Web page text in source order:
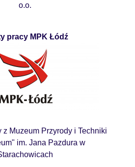
o.o.
pracy MPK Łódź
z Muzeum Przyrody i Techniki
im. Jana Pazdura w